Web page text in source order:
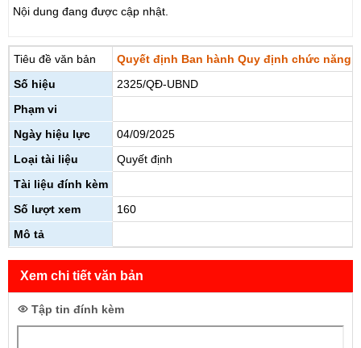
Nội dung đang được cập nhật.
Tiêu đề văn bản
Quyết định Ban hành Quy định chức
Số hiệu
2325/QĐ-UBND
Phạm vi
Ngày hiệu lực
04/09/2025
Loại tài liệu
Quyết định
Tài liệu đính kèm
Số lượt xem
160
Mô tả
Xem chi tiết văn bản
Tập tin đính kèm